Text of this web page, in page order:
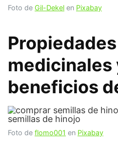
Foto de Gil-Dekel en Pixabay
Propiedades
medicinales
beneficios
Foto de flomo001 en Pixabay